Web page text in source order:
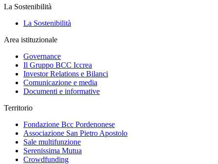
La Sostenibilità
La Sostenibilità
Area istituzionale
Governance
Il Gruppo BCC Iccrea
Investor Relations e Bilanci
Comunicazione e media
Documenti e informative
Territorio
Fondazione Bcc Pordenonese
Associazione San Pietro Apostolo
Sale multifunzione
Serenissima Mutua
Crowdfunding